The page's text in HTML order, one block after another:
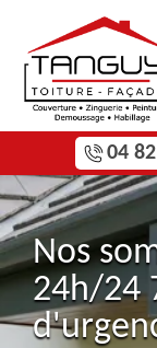
04
Nos
24h/24